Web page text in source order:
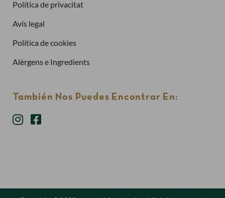
Política de privacitat
Avís legal
Política de cookies
Alèrgens e Ingredients
También Nos Puedes Encontrar En:
Has oblidat la contrasenya?